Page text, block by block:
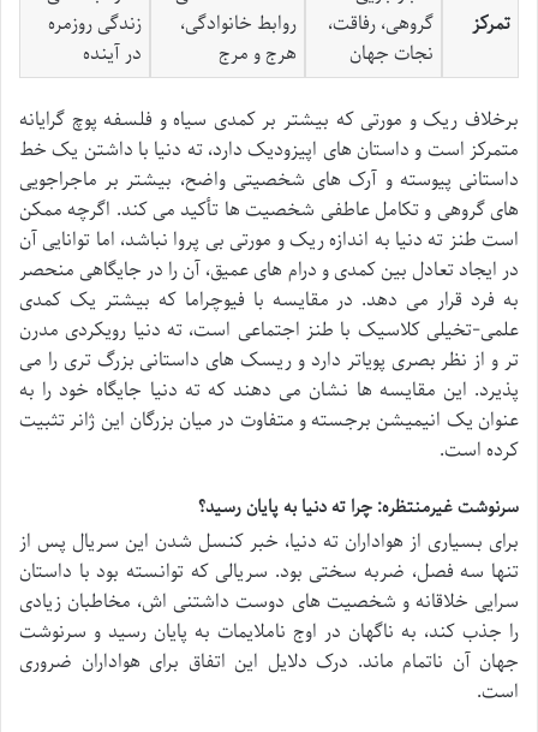
تمرکز
گروهی، رفاقت،
نجات جهان
روابط خانوادگی،
هرج و مرج
زندگی روزمره
در آینده
برخلاف ریک و مورتی که بیشتر بر کمدی سیاه و فلسفه پوچ گرایانه
متمرکز است و داستان های اپیزودیک دارد، ته دنیا با داشتن یک خط
داستانی پیوسته و آرک های شخصیتی واضح، بیشتر بر ماجراجویی
های گروهی و تکامل عاطفی شخصیت ها تأکید می کند. اگرچه ممکن
است طنز ته دنیا به اندازه ریک و مورتی بی پروا نباشد، اما توانایی آن
در ایجاد تعادل بین کمدی و درام های عمیق، آن را در جایگاهی منحصر
به فرد قرار می دهد. در مقایسه با فیوچراما که بیشتر یک کمدی
علمی-تخیلی کلاسیک با طنز اجتماعی است، ته دنیا رویکردی مدرن
تر و از نظر بصری پویاتر دارد و ریسک های داستانی بزرگ تری را می
پذیرد. این مقایسه ها نشان می دهند که ته دنیا جایگاه خود را به
عنوان یک انیمیشن برجسته و متفاوت در میان بزرگان این ژانر تثبیت
کرده است.
سرنوشت غیرمنتظره: چرا ته دنیا به پایان رسید؟
برای بسیاری از هواداران ته دنیا، خبر کنسل شدن این سریال پس از
تنها سه فصل، ضربه سختی بود. سریالی که توانسته بود با داستان
سرایی خلاقانه و شخصیت های دوست داشتنی اش، مخاطبان زیادی
را جذب کند، به ناگهان در اوج ناملایمات به پایان رسید و سرنوشت
جهان آن ناتمام ماند. درک دلایل این اتفاق برای هواداران ضروری
است.